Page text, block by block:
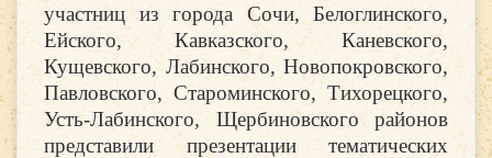
участниц из города Сочи, Белоглинского,
Ейского, Кавказского, Каневского,
Кущевского, Лабинского, Новопокровского,
Павловского, Староминского, Тихорецкого,
Усть-Лабинского, Щербиновского районов
представили презентации тематических